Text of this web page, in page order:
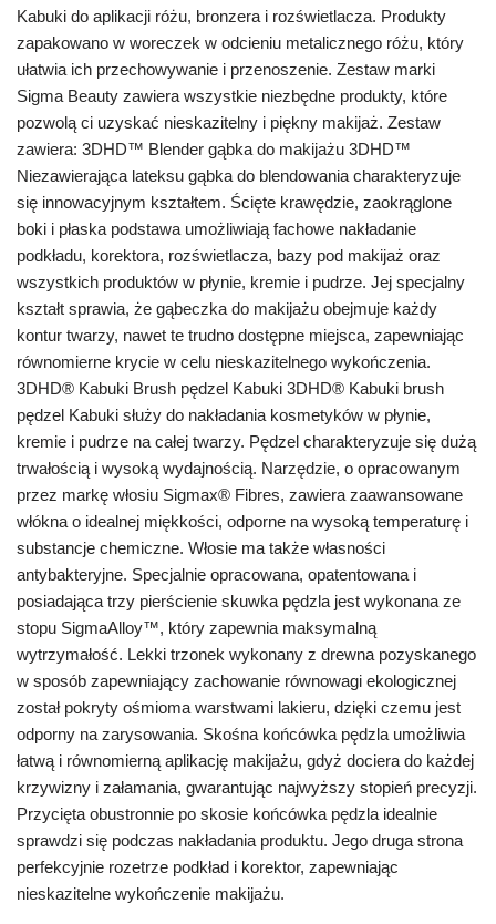
Kabuki do aplikacji różu, bronzera i rozświetlacza. Produkty
zapakowano w woreczek w odcieniu metalicznego różu, który
ułatwia ich przechowywanie i przenoszenie. Zestaw marki
Sigma Beauty zawiera wszystkie niezbędne produkty, które
pozwolą ci uzyskać nieskazitelny i piękny makijaż. Zestaw
zawiera: 3DHD™ Blender gąbka do makijażu 3DHD™
Niezawierająca lateksu gąbka do blendowania charakteryzuje
się innowacyjnym kształtem. Ścięte krawędzie, zaokrąglone
boki i płaska podstawa umożliwiają fachowe nakładanie
podkładu, korektora, rozświetlacza, bazy pod makijaż oraz
wszystkich produktów w płynie, kremie i pudrze. Jej specjalny
kształt sprawia, że gąbeczka do makijażu obejmuje każdy
kontur twarzy, nawet te trudno dostępne miejsca, zapewniając
równomierne krycie w celu nieskazitelnego wykończenia.
3DHD® Kabuki Brush pędzel Kabuki 3DHD® Kabuki brush
pędzel Kabuki służy do nakładania kosmetyków w płynie,
kremie i pudrze na całej twarzy. Pędzel charakteryzuje się dużą
trwałością i wysoką wydajnością. Narzędzie, o opracowanym
przez markę włosiu Sigmax® Fibres, zawiera zaawansowane
włókna o idealnej miękkości, odporne na wysoką temperaturę i
substancje chemiczne. Włosie ma także własności
antybakteryjne. Specjalnie opracowana, opatentowana i
posiadająca trzy pierścienie skuwka pędzla jest wykonana ze
stopu SigmaAlloy™, który zapewnia maksymalną
wytrzymałość. Lekki trzonek wykonany z drewna pozyskanego
w sposób zapewniający zachowanie równowagi ekologicznej
został pokryty ośmioma warstwami lakieru, dzięki czemu jest
odporny na zarysowania. Skośna końcówka pędzla umożliwia
łatwą i równomierną aplikację makijażu, gdyż dociera do każdej
krzywizny i załamania, gwarantując najwyższy stopień precyzji.
Przycięta obustronnie po skosie końcówka pędzla idealnie
sprawdzi się podczas nakładania produktu. Jego druga strona
perfekcyjnie rozetrze podkład i korektor, zapewniając
nieskazitelne wykończenie makijażu.